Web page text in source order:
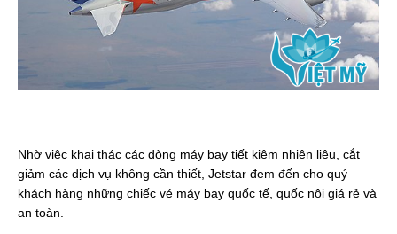
Nhờ việc khai thác các dòng máy bay tiết kiệm nhiên liệu, cắt
giảm các dịch vụ không cần thiết, Jetstar đem đến cho quý
khách hàng những chiếc vé máy bay quốc tế, quốc nội giá rẻ và
an toàn.